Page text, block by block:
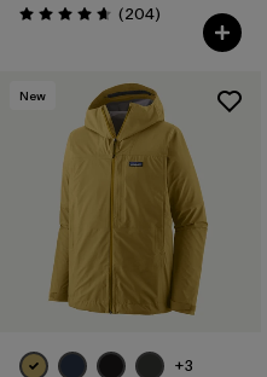
Valoración: 4.6 / 5
(204Comentarios
)
New
+3